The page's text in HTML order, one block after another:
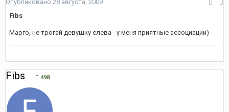
Опубликовано 28 августа, 2009
Fibs
Марго, не трогай девушку слева - у меня приятные ассоциации)
Fibs 498